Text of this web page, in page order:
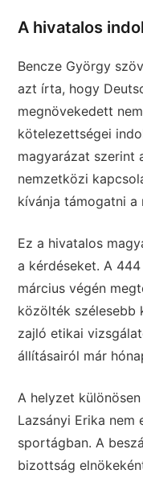
A hivatalos
Bencze György
azt írta, hogy
megnövekedett
kötelezettségei
magyarázat szerint
nemzetközi
kívánja támogatni
Ez a hivatalos
a kérdéseket. A
március végén
közölték szélesebb
zajló etikai
állításairól már
A helyzet
Lazsányi Erika
sportágban. A
bizottság